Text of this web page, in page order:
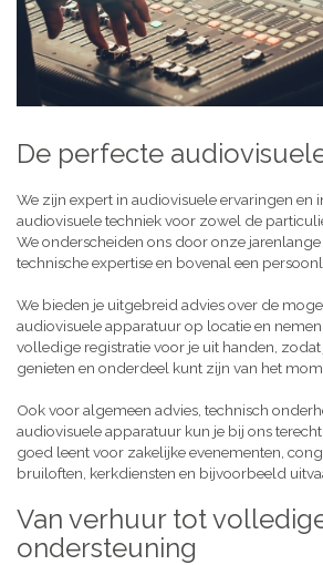
De perfecte
We zijn expert in audiovisuele ervaringen en
audiovisuele techniek voor zowel de
We onderscheiden ons door onze
technische expertise en bovenal een
We bieden je uitgebreid advies over de
audiovisuele apparatuur op locatie en
volledige registratie voor je uit handen,
genieten en onderdeel kunt zijn van het
Ook voor algemeen advies, technisch
audiovisuele apparatuur kun je bij ons
goed leent voor zakelijke evenementen,
bruiloften, kerkdiensten en bijvoorbeeld
Van verhuur tot
ondersteuning